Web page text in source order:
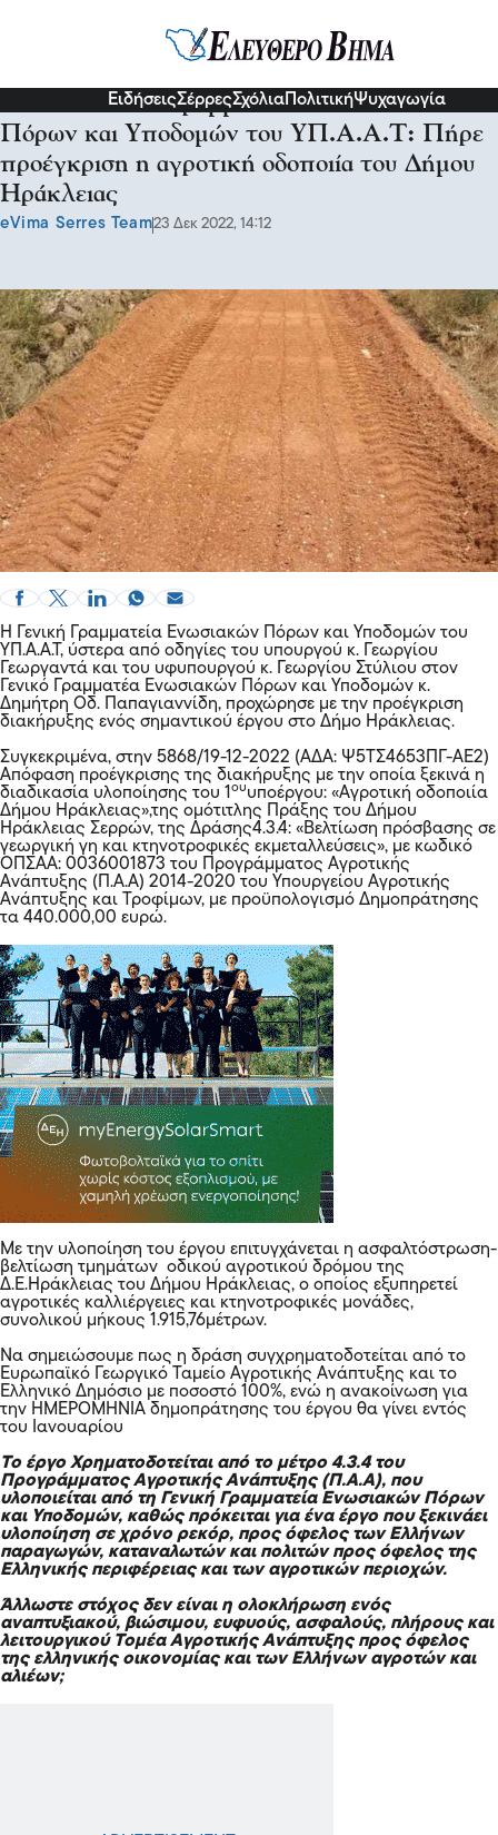
ΕιδήσειςΣέρρεςΣχόλια ΠολιτικήΨυχαγωγία
Από τη Γενική Γραμματεία Ενωσιακών
Πόρων και Υποδομών του ΥΠ.Α.Α.Τ: Πήρε
προέγκριση η αγροτική οδοποιία του Δήμου
Ηράκλειας
eVima Serres Team23 Δεκ 2022, 14:12
Η Γενική Γραμματεία Ενωσιακών Πόρων και Υποδομών του
ΥΠ.Α.Α.Τ, ύστερα από οδηγίες του υπουργού κ. Γεωργίου
Γεωργαντά και του υφυπουργού κ. Γεωργίου Στύλιου στον
Γενικό Γραμματέα Ενωσιακών Πόρων και Υποδομών κ.
Δημήτρη Οδ. Παπαγιαννίδη, προχώρησε με την προέγκριση
διακήρυξης ενός σημαντικού έργου στο Δήμο Ηράκλειας.
Συγκεκριμένα, στην 5868/19-12-2022 (ΑΔΑ: Ψ5ΤΣ4653ΠΓ-ΑΕ2)
Απόφαση προέγκρισης της διακήρυξης με την οποία ξεκινά η
διαδικασία υλοποίησης του 1 ουυποέργου: «Αγροτική οδοποιία
Δήμου Ηράκλειας»,της ομότιτλης Πράξης του Δήμου
Ηράκλειας Σερρών, της Δράσης4.3.4: «Βελτίωση πρόσβασης σε
γεωργική γη και κτηνοτροφικές εκμεταλλεύσεις», με κωδικό
ΟΠΣΑΑ: 0036001873 του Προγράμματος Αγροτικής
Ανάπτυξης (Π.Α.Α) 2014-2020 του Υπουργείου Αγροτικής
Ανάπτυξης και Τροφίμων, με προϋπολογισμό Δημοπράτησης
τα 440.000,00 ευρώ.
Με την υλοποίηση του έργου επιτυγχάνεται η ασφαλτόστρωση-
βελτίωση τμημάτων οδικού αγροτικού δρόμου της
Δ.Ε.Ηράκλειας του Δήμου Ηράκλειας, ο οποίος εξυπηρετεί
αγροτικές καλλιέργειες και κτηνοτροφικές μονάδες,
συνολικού μήκους 1.915,76μέτρων.
Να σημειώσουμε πως η δράση συγχρηματοδοτείται από το
Ευρωπαϊκό Γεωργικό Ταμείο Αγροτικής Ανάπτυξης και το
Ελληνικό Δημόσιο με ποσοστό 100%, ενώ η ανακοίνωση για
την ΗΜΕΡΟΜΗΝΙΑ δημοπράτησης του έργου θα γίνει εντός
του Ιανουαρίου
Το έργο Χρηματοδοτείται από το μέτρο 4.3.4 του
Προγράμματος Αγροτικής Ανάπτυξης (Π.Α.Α), που
υλοποιείται από τη Γενική Γραμματεία Ενωσιακών Πόρων
και Υποδομών, καθώς πρόκειται για ένα έργο που ξεκινάει
υλοποίηση σε χρόνο ρεκόρ, προς όφελος των Ελλήνων
παραγωγών, καταναλωτών και πολιτών προς όφελος της
Ελληνικής περιφέρειας και των αγροτικών περιοχών.
Άλλωστε στόχος δεν είναι η ολοκλήρωση ενός
αναπτυξιακού, βιώσιμου, ευφυούς, ασφαλούς, πλήρους και
λειτουργικού Τομέα Αγροτικής Ανάπτυξης προς όφελος
της ελληνικής οικονομίας και των Ελλήνων αγροτών και
αλιέων;